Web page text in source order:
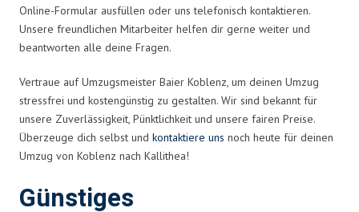
Online-Formular ausfüllen oder uns telefonisch kontaktieren.
Unsere freundlichen Mitarbeiter helfen dir gerne weiter und
beantworten alle deine Fragen.
Vertraue auf Umzugsmeister Baier Koblenz, um deinen Umzug
stressfrei und kostengünstig zu gestalten. Wir sind bekannt für
unsere Zuverlässigkeit, Pünktlichkeit und unsere fairen Preise.
Überzeuge dich selbst und kontaktiere uns noch heute für deinen
Umzug von Koblenz nach Kallithea!
Günstiges